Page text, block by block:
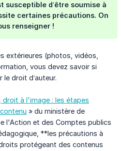
susceptible d’être soumise à
certaines précautions. On
renseigner !
extérieures (photos, vidéos,
vous devez savoir si
droit d’auteur.
droit à l'image : les étapes
» du ministère de
l'Action et des Comptes publics
**les précautions à
protégeant des contenus